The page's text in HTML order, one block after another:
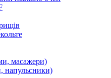
масажери)
напульсники)